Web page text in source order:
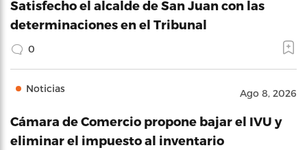
Satisfecho el alcalde de San Juan con las
determinaciones en el Tribunal
0
Noticias Ago 8, 2026
Cámara de Comercio propone bajar el IVU y
eliminar el impuesto al inventario